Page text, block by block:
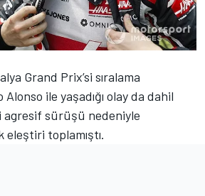
Grand Prix’si sıralama
ile yaşadığı olay da dahil
agresif sürüşü nedeniyle
toplamıştı.